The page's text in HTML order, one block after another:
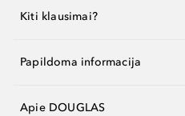
Kiti klausimai?
Papildoma informacija
Apie DOUGLAS